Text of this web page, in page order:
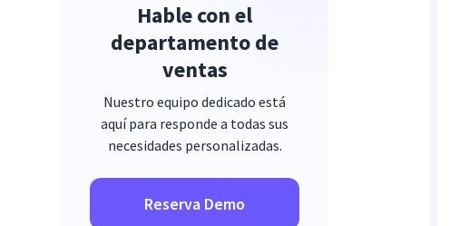
Hable con el
departamento de
ventas
Nuestro equipo dedicado está
aquí para responde a todas sus
necesidades personalizadas.
Reserva Demo